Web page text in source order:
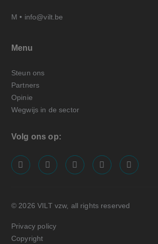
M • info@vilt.be
Menu
Steun ons
Partners
Opinie
Wegwijs in de sector
Volg ons op:
screenreader.visit us on our
screenreader.visit us on
screenreader.visit
© 2026 VILT vzw, all rights reserved
Privacy policy
Copyright